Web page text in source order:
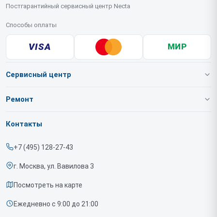
Постгарантийный сервисный центр Necta
Способы оплаты
VISA МИР
Сервисный центр
О нашем сервисе
Срочный ремонт
Доставка и способы оплаты
Диагностика
Контакты
Ремонт
Кофемашин
Контакты
+7 (495) 128-27-43
г. Москва, ул. Вавилова 3
Посмотреть на карте
Ежедневно с 9:00 до 21:00